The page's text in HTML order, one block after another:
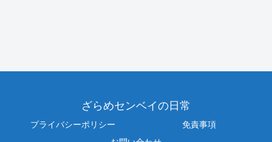
ざらめセンベイの日常
プライバシーポリシー
免責事項